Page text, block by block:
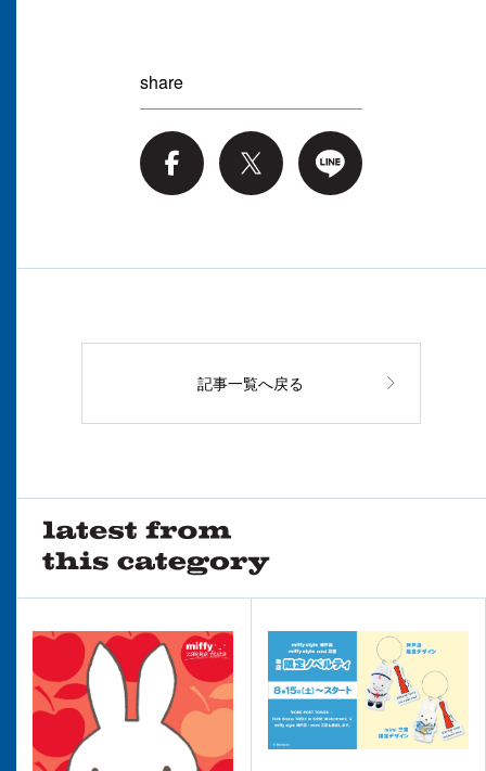
share
記事一覧へ戻る